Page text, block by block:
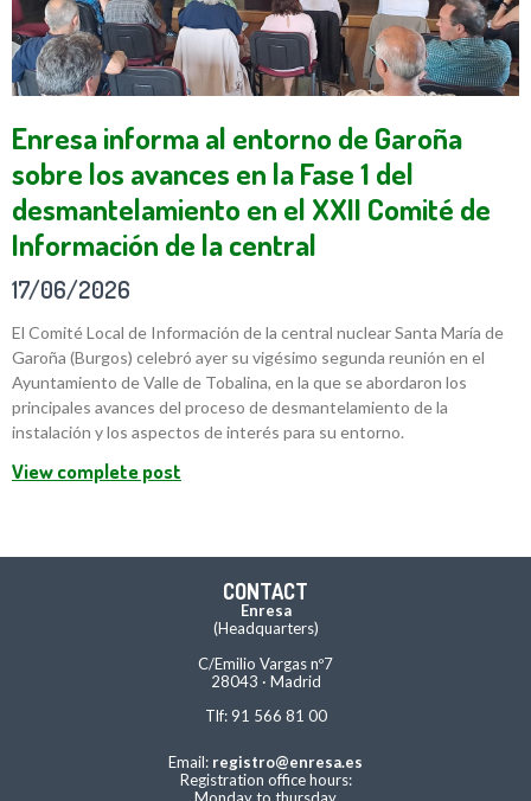
Enresa informa al entorno de Garoña
sobre los avances en la Fase 1 del
desmantelamiento en el XXII Comité de
Información de la central
17/06/2026
El Comité Local de Información de la central nuclear Santa María de
Garoña (Burgos) celebró ayer su vigésimo segunda reunión en el
Ayuntamiento de Valle de Tobalina, en la que se abordaron los
principales avances del proceso de desmantelamiento de la
instalación y los aspectos de interés para su entorno.
View complete post
CONTACT
Enresa
(Headquarters)
C/Emilio Vargas nº7
28043 · Madrid
Tlf: 91 566 81 00
Email: registro@enresa.es
Registration office hours: